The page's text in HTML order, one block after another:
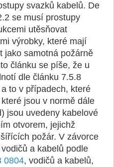
svazků kabelů. De
se musí prostupy
utěsňovat
výrobky, které mají
jako samotná požárně
článku se píše, že u
dle článku 7.5.8
to v případech, které
jsou v normě dále
jsou uvedeny kabelové
otvorem, jejichž
požár. V závorce
a kabelů podle
0804, vodičů a kabelů,